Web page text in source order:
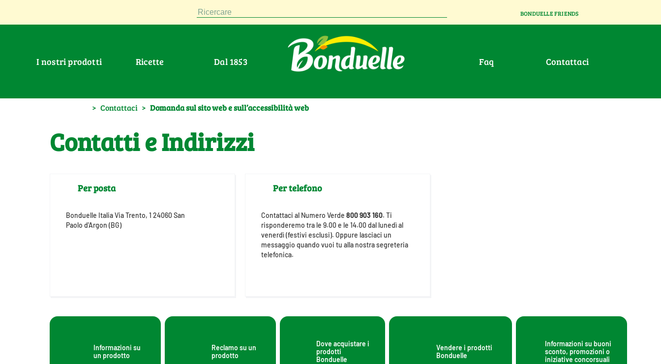
Ricercare BONDUELLE FRIENDS
I nostri prodotti Ricette Dal 1853 faq contattaci
> Contattaci > Domanda sul sito web e sull’accessibilità web
Contatti e Indirizzi
Per posta
Bonduelle Italia Via Trento, 1 24060 San
Paolo d'Argon (BG)
Per telefono
Contattaci al Numero Verde 800 903 160. Ti
risponderemo tra le 9.00 e le 14.00 dal lunedì al
venerdì (festivi esclusi). Oppure lasciaci un
messaggio quando vuoi tu alla nostra segreteria
telefonica.
Informazioni su
un prodotto
Reclamo su un
prodotto
Dove acquistare i
prodotti
Bonduelle
Vendere i prodotti
Bonduelle
Informazioni su buoni
sconto, promozioni o
iniziative concorsuali